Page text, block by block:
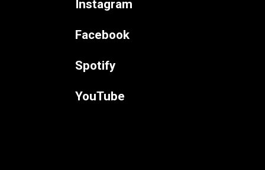
Instagram
Facebook
Spotify
YouTube